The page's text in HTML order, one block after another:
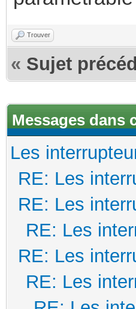
Trouver
« Sujet
Messages dans
Les
RE: Les
RE: Les
RE: Les
RE: Les
RE: Les